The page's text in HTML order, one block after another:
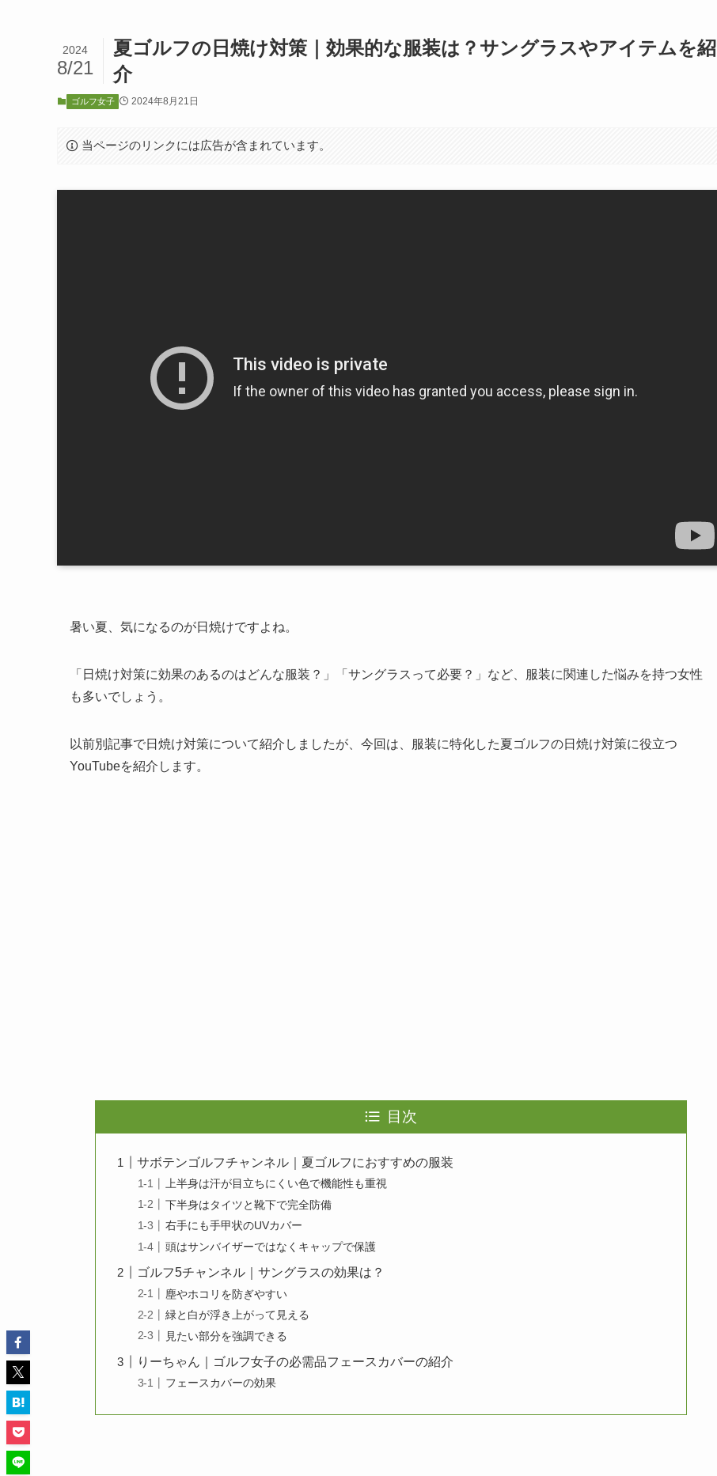
夏ゴルフの日焼け対策｜効果的な服装は？サングラスやアイテムを紹
介
2024
8/21
ゴルフ女子 2024年8月21日
当ページのリンクには広告が含まれています。
暑い夏、気になるのが日焼けですよね。
「日焼け対策に効果のあるのはどんな服装？」「サングラスって必要？」など、服装に関連した悩みを持つ女性
も多いでしょう。
以前別記事で日焼け対策について紹介しましたが、今回は、服装に特化した夏ゴルフの日焼け対策に役立つ
YouTubeを紹介します。
目次
サボテンゴルフチャンネル｜夏ゴルフにおすすめの服装
上半身は汗が目立ちにくい色で機能性も重視
下半身はタイツと靴下で完全防備
右手にも手甲状のUVカバー
頭はサンバイザーではなくキャップで保護
ゴルフ5チャンネル｜サングラスの効果は？
塵やホコリを防ぎやすい
緑と白が浮き上がって見える
見たい部分を強調できる
りーちゃん｜ゴルフ女子の必需品フェースカバーの紹介
フェースカバーの効果